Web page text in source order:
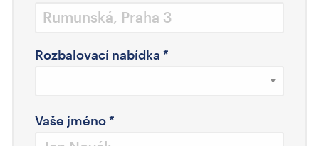
Rozbalovací nabídka *
Vaše jméno*